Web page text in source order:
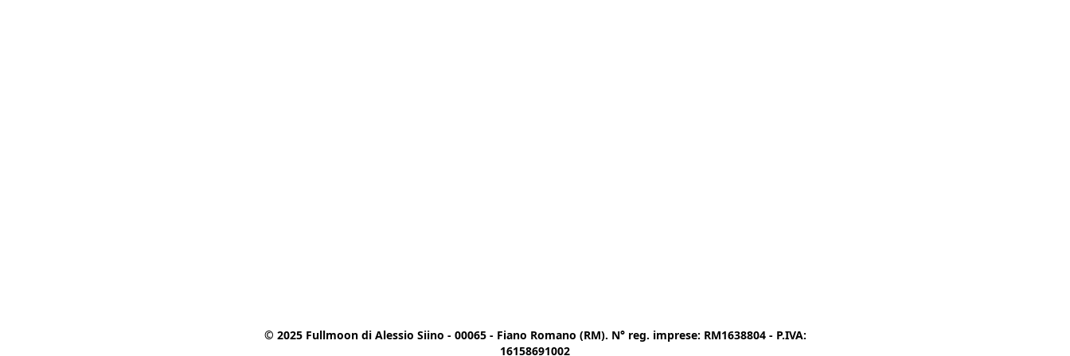
© 2025 Fullmoon di Alessio Siino - 00065 - Fiano Romano (RM). N° reg. imprese: RM1638804 - P.IVA:
16158691002